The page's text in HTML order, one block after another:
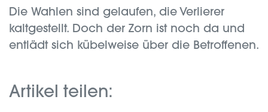
Die Wahlen sind gelaufen, die Verlierer
kaltgestellt. Doch der Zorn ist noch da und
entlädt sich kübelweise über die Betroffenen.
Artikel teilen: